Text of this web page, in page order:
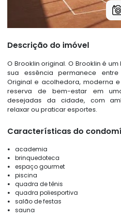
Descrição do imóvel
O Brooklin original. O Brooklin é
sua essência permanece
Original e acolhedora, moderna
reserva de bem-estar em
desejadas da cidade, com
relaxar ou praticar esportes.
Características do
academia
brinquedoteca
espaço gourmet
piscina
quadra de tênis
quadra poliesportiva
salão de festas
sauna